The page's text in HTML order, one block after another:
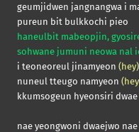
geumjidwen jangnangwa i
pureun bit bulkkochi pieo
haneulbit mabeopjin,
sohwane jumuni neowa nal
i teoneoreul jinamyeon (hey)
nuneul tteugo namyeon
kkumsogeun hyeonsiri dwae
nae yeongwoni dwaejwo